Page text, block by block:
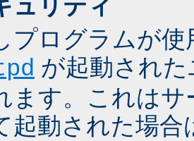
プログラムが
が起動され
ます。これは
起動された場合